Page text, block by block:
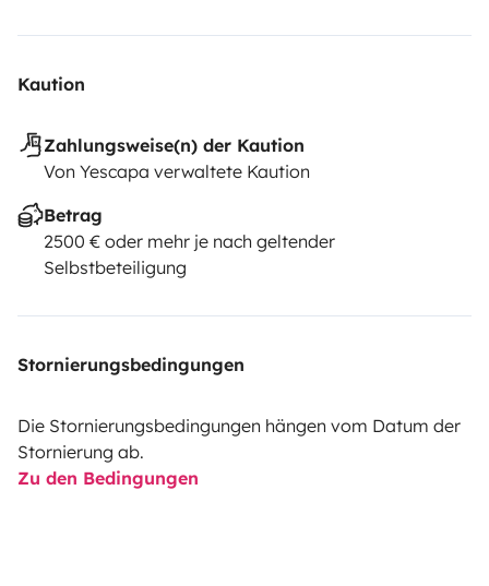
Kaution
Zahlungsweise(n) der Kaution
Von Yescapa verwaltete Kaution
Betrag
2500 € oder mehr je nach geltender
Selbstbeteiligung
Stornierungsbedingungen
Die Stornierungsbedingungen hängen vom Datum der
Stornierung ab.
Zu den Bedingungen